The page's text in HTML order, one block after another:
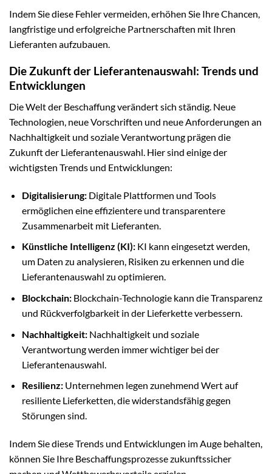
Indem Sie diese Fehler vermeiden, erhöhen Sie Ihre Chancen,
langfristige und erfolgreiche Partnerschaften mit Ihren
Lieferanten aufzubauen.
Die Zukunft der Lieferantenauswahl: Trends und
Entwicklungen
Die Welt der Beschaffung verändert sich ständig. Neue
Technologien, neue Vorschriften und neue Anforderungen an
Nachhaltigkeit und soziale Verantwortung prägen die
Zukunft der Lieferantenauswahl. Hier sind einige der
wichtigsten Trends und Entwicklungen:
Digitalisierung:Digitale Plattformen und Tools
ermöglichen eine effizientere und transparentere
Zusammenarbeit mit Lieferanten.
Künstliche Intelligenz (KI):KI kann eingesetzt werden,
um Daten zu analysieren, Risiken zu erkennen und die
Lieferantenauswahl zu optimieren.
Blockchain:Blockchain-Technologie kann die Transparenz
und Rückverfolgbarkeit in der Lieferkette verbessern.
Nachhaltigkeit:Nachhaltigkeit und soziale
Verantwortung werden immer wichtiger bei der
Lieferantenauswahl.
Resilienz:Unternehmen legen zunehmend Wert auf
resiliente Lieferketten, die widerstandsfähig gegen
Störungen sind.
Indem Sie diese Trends und Entwicklungen im Auge behalten,
können Sie Ihre Beschaffungsprozesse zukunftssicher